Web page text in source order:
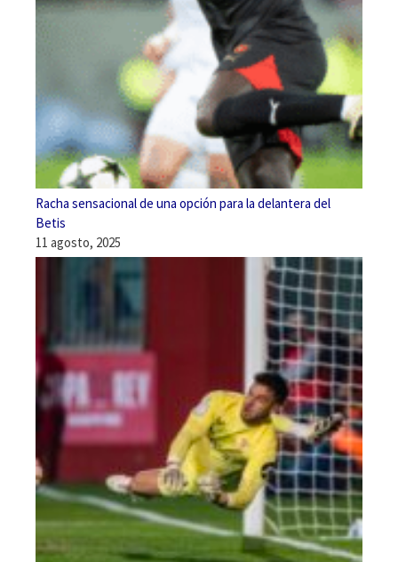
Racha sensacional de una opción para la delantera del
Betis
11 agosto, 2025